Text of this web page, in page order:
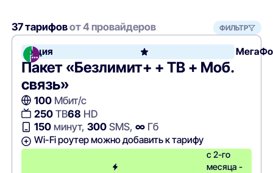
37 тарифовот 4 провайдеров ФИЛЬТР
Акция
Пакет «Безлимит+ + ТВ + Моб.
связь»
100Мбит/с
250ТВ68 HD
150минут, 300SMS, ∞Гб
Wi-Fi роутер можно добавить к тарифу
с 2-го
месяца -